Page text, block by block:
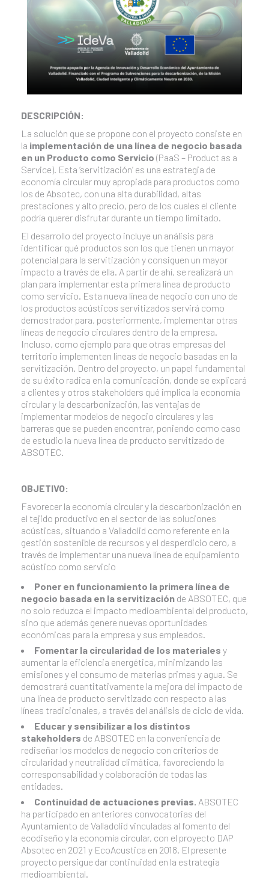
DESCRIPCIÓN:
La solución que se propone con el proyecto consiste en
la implementación de una línea de negocio basada
en un Producto como Servicio (PaaS – Product as a
Service). Esta ‘servitización’ es una estrategia de
economía circular muy apropiada para productos como
los de Absotec, con una alta durabilidad, altas
prestaciones y alto precio, pero de los cuales el cliente
podría querer disfrutar durante un tiempo limitado.
El desarrollo del proyecto incluye un análisis para
identificar qué productos son los que tienen un mayor
potencial para la servitización y consiguen un mayor
impacto a través de ella. A partir de ahí, se realizará un
plan para implementar esta primera línea de producto
como servicio. Esta nueva línea de negocio con uno de
los productos acústicos servitizados servirá como
demostrador para, posteriormente, implementar otras
líneas de negocio circulares dentro de la empresa.
Incluso, como ejemplo para que otras empresas del
territorio implementen líneas de negocio basadas en la
servitización. Dentro del proyecto, un papel fundamental
de su éxito radica en la comunicación, donde se explicará
a clientes y otros stakeholders qué implica la economía
circular y la descarbonización, las ventajas de
implementar modelos de negocio circulares y las
barreras que se pueden encontrar, poniendo como caso
de estudio la nueva línea de producto servitizado de
ABSOTEC.
OBJETIVO:
Favorecer la economía circular y la descarbonización en
el tejido productivo en el sector de las soluciones
acústicas, situando a Valladolid como referente en la
gestión sostenible de recursos y el desperdicio cero, a
través de implementar una nueva línea de equipamiento
acústico como servicio
Poner en funcionamiento la primera línea de
negocio basada en la servitización de ABSOTEC, que
no solo reduzca el impacto medioambiental del producto,
sino que además genere nuevas oportunidades
económicas para la empresa y sus empleados.
Fomentar la circularidad de los materiales y
aumentar la eficiencia energética, minimizando las
emisiones y el consumo de materias primas y agua. Se
demostrará cuantitativamente la mejora del impacto de
una línea de producto servitizado con respecto a las
líneas tradicionales, a través del análisis de ciclo de vida.
Educar y sensibilizar a los distintos
stakeholders de ABSOTEC en la conveniencia de
rediseñar los modelos de negocio con criterios de
circularidad y neutralidad climática, favoreciendo la
corresponsabilidad y colaboración de todas las
entidades.
Continuidad de actuaciones previas. ABSOTEC
ha participado en anteriores convocatorias del
Ayuntamiento de Valladolid vinculadas al fomento del
ecodiseño y la economía circular, con el proyecto DAP
Absotec en 2021 y EcoAcustica en 2018. El presente
proyecto persigue dar continuidad en la estrategia
medioambiental.